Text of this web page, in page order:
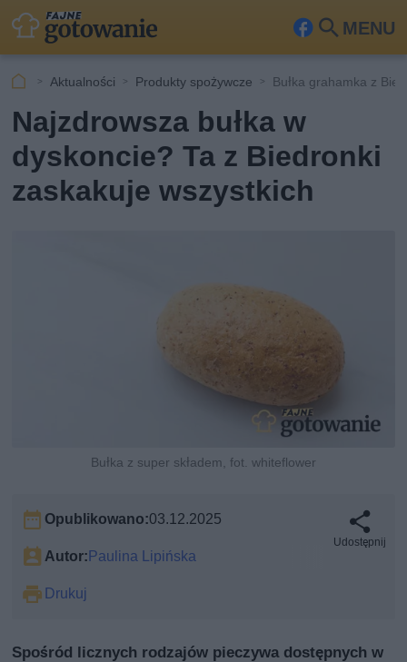
MENU
Fa
ook
Szu
kaj
Aktualności Produkty spożywcze Bułka grahamka z
Najzdrowsza bułka w
dyskoncie? Ta z Biedronki
zaskakuje wszystkich
Bułka z super składem, fot. whiteflower
Opublikowano:03.12.2025
Autor:Paulina Lipińska
Drukuj
Udostępnij
Spośród licznych rodzajów pieczywa dostępnych w